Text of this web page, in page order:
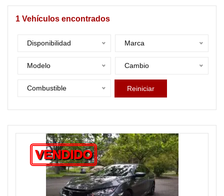
1 Vehículos encontrados
Disponibilidad Marca
Modelo Cambio
Combustible Reiniciar
VENDIDO